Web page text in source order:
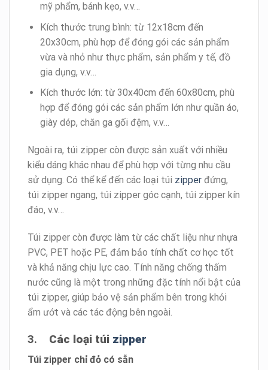
mỹ phẩm, bánh kẹo, v.v…
Kích thước trung bình: từ 12x18cm đến
20x30cm, phù hợp để đóng gói các sản phẩm
vừa và nhỏ như thực phẩm, sản phẩm y tế, đồ
gia dụng, v.v…
Kích thước lớn: từ 30x40cm đến 60x80cm, phù
hợp để đóng gói các sản phẩm lớn như quần áo,
giày dép, chăn ga gối đệm, v.v…
Ngoài ra, túi zipper còn được sản xuất với nhiều
kiểu dáng khác nhau để phù hợp với từng nhu cầu
sử dụng. Có thể kể đến các loại túi zipper đứng,
túi zipper ngang, túi zipper góc cạnh, túi zipper kín
đáo, v.v…
Túi zipper còn được làm từ các chất liệu như nhựa
PVC, PET hoặc PE, đảm bảo tính chất cơ học tốt
và khả năng chịu lực cao. Tính năng chống thấm
nước cũng là một trong những đặc tính nổi bật của
túi zipper, giúp bảo vệ sản phẩm bên trong khỏi
ẩm ướt và các tác động bên ngoài.
3. Các loại túi zipper
Túi zipper chỉ đỏ có sẵn